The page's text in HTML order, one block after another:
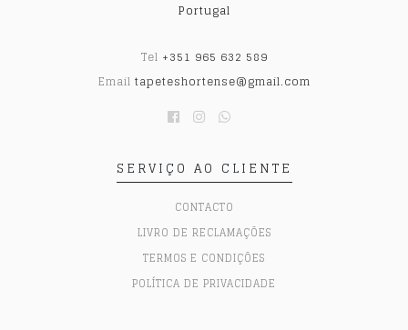
Portugal
Tel +351 965 632 589
Email tapeteshortense@gmail.com
SERVIÇO AO CLIENTE
CONTACTO
LIVRO DE RECLAMAÇÕES
TERMOS E CONDIÇÕES
POLÍTICA DE PRIVACIDADE